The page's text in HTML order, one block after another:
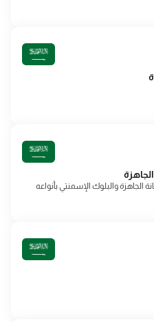
والبلوك الإسمنتي بأنواعه